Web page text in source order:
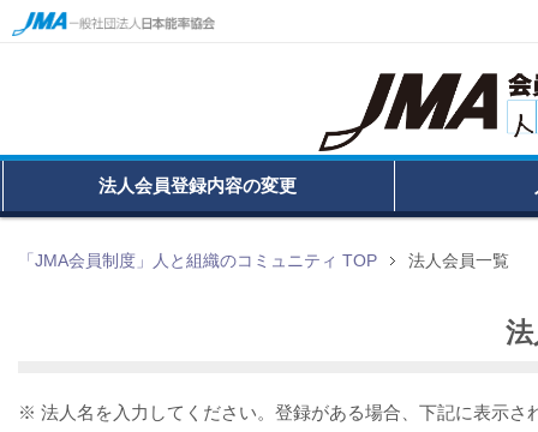
法人会員登録内容の変更
「JMA会員制度」人と組織のコミュニティ TOP 法人会員一覧
※ 法人名を入力してください。登録がある場合、下記に表示さ